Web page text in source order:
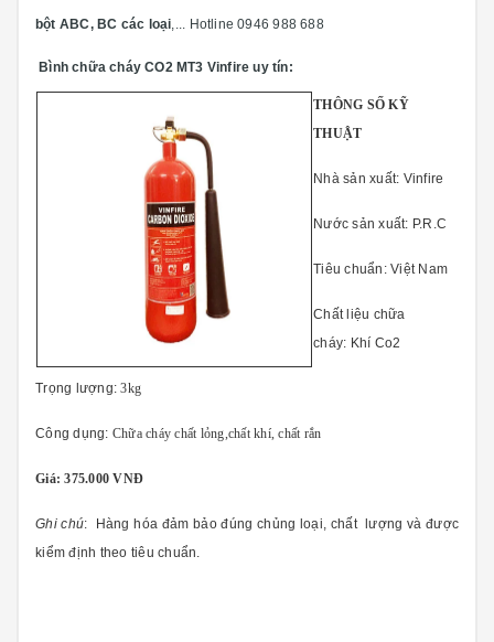
bột ABC, BC các loại,... Hotline 0946 988 688
Bình chữa cháy CO2 MT3 Vinfire uy tín:
THÔNG SỐ KỸ
THUẬT
Nhà sản xuất: Vinfire
Nước sản xuất: P.R.C
Tiêu chuẩn:Việt Nam
Chất liệu chữa
cháy: Khí Co2
Trọng lượng: 3kg
Công dụng: Chữa cháy chất lỏng,chất khí, chất rắn
Giá: 375.000 VNĐ
Ghi chú: Hàng hóa đảm bảo đúng chủng loại, chất lượng và được
kiểm định theo tiêu chuẩn.